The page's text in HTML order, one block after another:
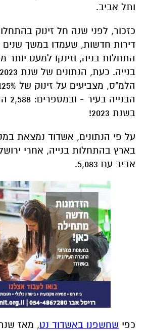
ותל אביב.
כזכור, לפני שנה חל זינוק
בשנת 2023!
על פי הנתונים, אשדוד נמצאת
אביב עם 5,083.
כפי שחשפנו באשדוד נט